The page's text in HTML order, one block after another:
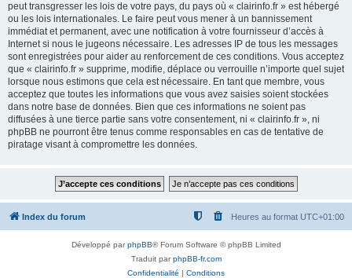
peut transgresser les lois de votre pays, du pays où « clairinfo.fr » est hébergé
ou les lois internationales. Le faire peut vous mener à un bannissement
immédiat et permanent, avec une notification à votre fournisseur d’accès à
Internet si nous le jugeons nécessaire. Les adresses IP de tous les messages
sont enregistrées pour aider au renforcement de ces conditions. Vous acceptez
que « clairinfo.fr » supprime, modifie, déplace ou verrouille n’importe quel sujet
lorsque nous estimons que cela est nécessaire. En tant que membre, vous
acceptez que toutes les informations que vous avez saisies soient stockées
dans notre base de données. Bien que ces informations ne soient pas
diffusées à une tierce partie sans votre consentement, ni « clairinfo.fr », ni
phpBB ne pourront être tenus comme responsables en cas de tentative de
piratage visant à compromettre les données.
Index du forum Heures au format UTC+01:00
Développé parphpBB® Forum Software © phpBB Limited
Traduit parphpBB-fr.com
Confidentialité | Conditions